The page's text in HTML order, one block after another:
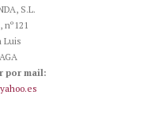
S.L.
nº121
Luis
por mail: